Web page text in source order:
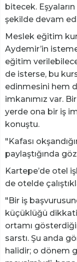
bitecek.
şekilde devam
Meslek eğitim
Aydemir’in
eğitim
de isterse, bu
edinmesini hem
imkanımız var.
yerde ona bir iş
konuştu.
"Kafası
paylaştığında
Kartepe’de otel
de otelde
"Bir iş
küçüklüğü
ortamı
sarstı. Şu anda
halidir; o dönem